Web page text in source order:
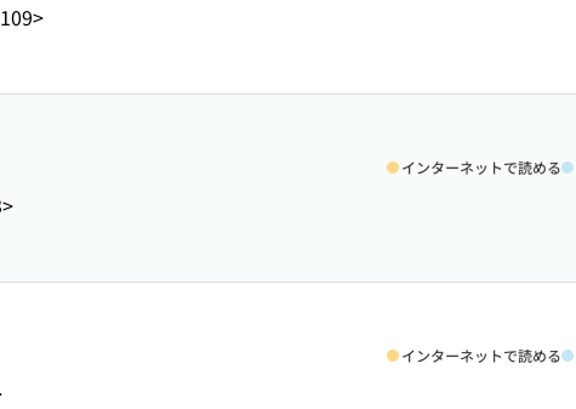
インターネットで読める
インターネットで読める